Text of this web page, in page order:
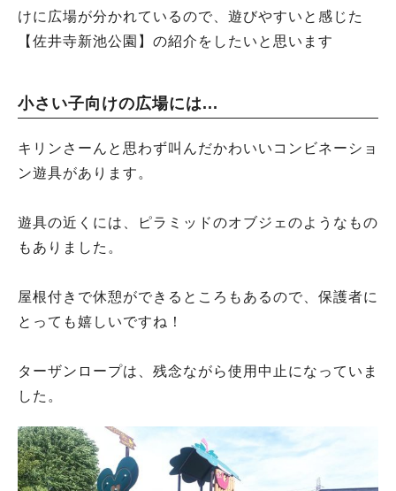
けに広場が分かれているので、遊びやすいと感じた
【佐井寺新池公園】の紹介をしたいと思います
小さい子向けの広場には...
キリンさーんと思わず叫んだかわいいコンビネーショ
ン遊具があります。
遊具の近くには、ピラミッドのオブジェのようなもの
もありました。
屋根付きで休憩ができるところもあるので、保護者に
とっても嬉しいですね！
ターザンロープは、残念ながら使用中止になっていま
した。